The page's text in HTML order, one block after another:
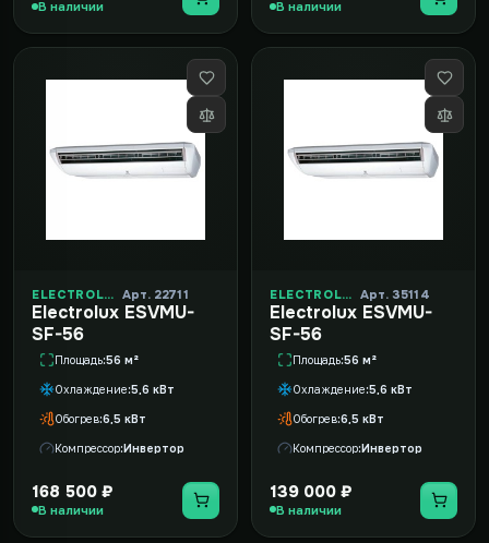
В наличии В наличии
ELECTROLUX Арт. 22711
Electrolux ESVMU-
SF-56
Площадь 56 м²
Охлаждение 5,6 кВт
Обогрев 6,5 кВт
Компрессор Инвертор
168 500 ₽
В наличии
ELECTROLUX Арт. 35114
Electrolux ESVMU-
SF-56
Площадь 56 м²
Охлаждение 5,6 кВт
Обогрев 6,5 кВт
Компрессор Инвертор
139 000 ₽
В наличии